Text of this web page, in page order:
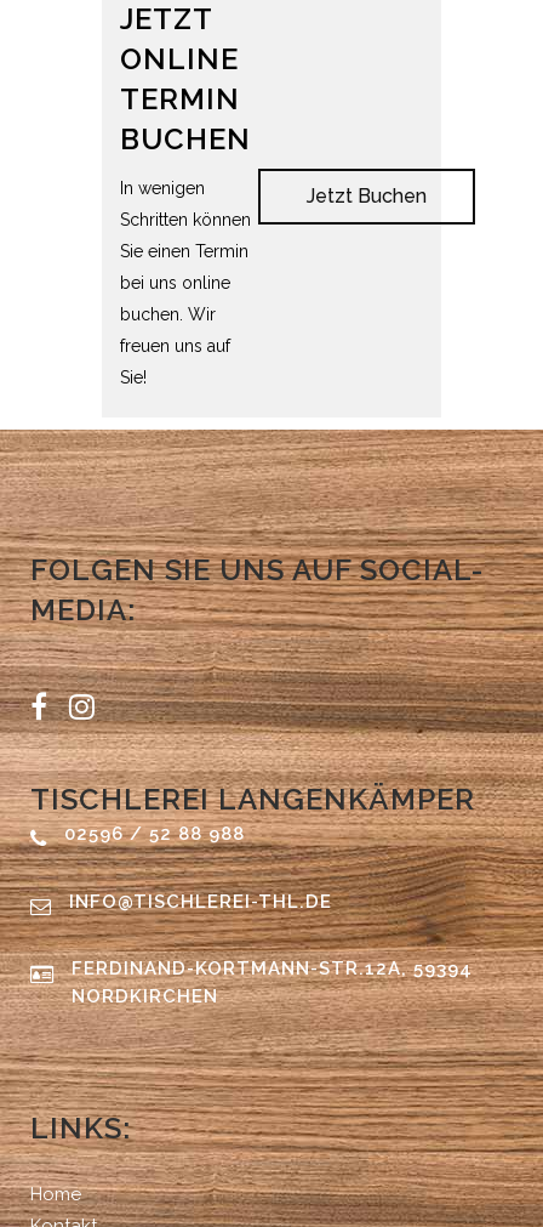
JETZT
ONLINE
TERMIN
BUCHEN
In wenigen
Schritten können
Sie einen Termin
bei uns online
buchen. Wir
freuen uns auf
Sie!
Jetzt Buchen
FOLGEN SIE UNS AUF SOCIAL-
MEDIA:
TISCHLEREI LANGENKÄMPER
02596 / 52 88 988
INFO@TISCHLEREI-THL.DE
FERDINAND-KORTMANN-STR.12A, 59394
NORDKIRCHEN
LINKS:
Home